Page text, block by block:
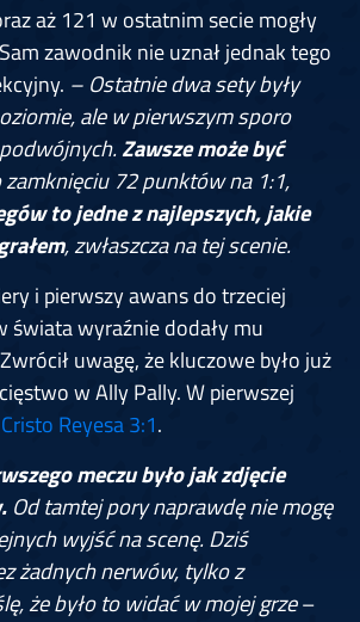
aż 121 w ostatnim secie mogły
zawodnik nie uznał jednak tego
– Ostatnie dwa sety były
ale w pierwszym sporo
Zawsze może być
72 punktów na 1:1,
to jedne z najlepszych, jakie
, zwłaszcza na tej scenie.
i pierwszy awans do trzeciej
świata wyraźnie dodały mu
uwagę, że kluczowe było już
w Ally Pally. W pierwszej
Reyesa 3:1.
meczu było jak zdjęcie
Od tamtej pory naprawdę nie mogę
wyjść na scenę. Dziś
żadnych nerwów, tylko z
że było to widać w mojej grze–